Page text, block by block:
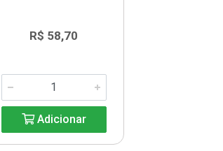
R$ 58,70
Adicionar